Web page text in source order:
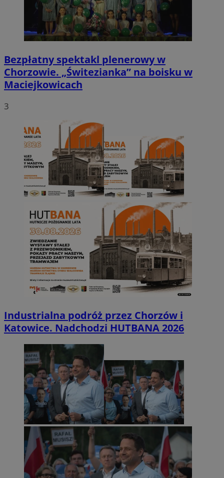
Bezpłatny spektakl plenerowy w
Chorzowie. „Świtezianka” na boisku w
Maciejkowicach
3
Industrialna podróż przez Chorzów i
Katowice. Nadchodzi HUTBANA 2026